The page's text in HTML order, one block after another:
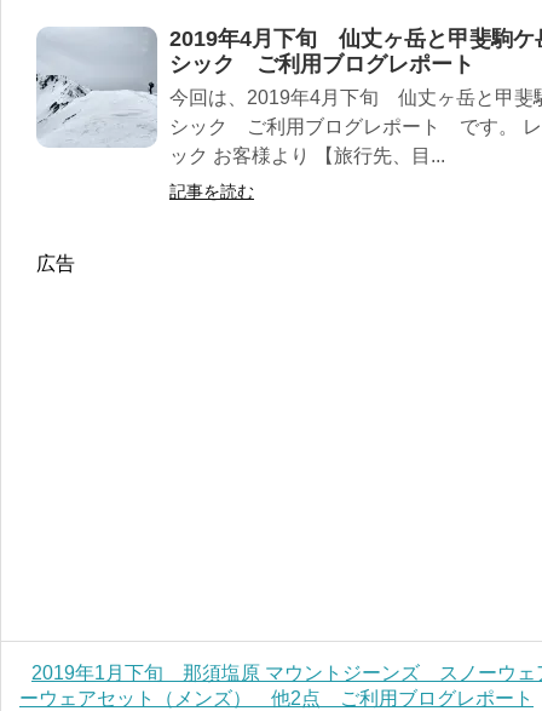
2019年4月下旬 仙丈ヶ岳と甲斐駒
シック ご利用ブログレポート
今回は、2019年4月下旬 仙丈ヶ岳と甲
シック ご利用ブログレポート です。 レ
ック お客様より 【旅行先、目...
記事を読む
広告
2019年1月下旬 那須塩原 マウントジーンズ スノーウ
ーウェアセット（メンズ） 他2点 ご利用ブログレポート